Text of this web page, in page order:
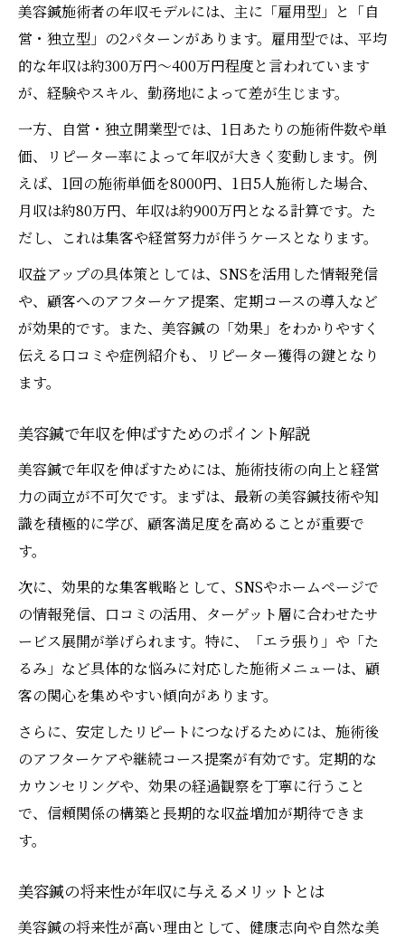
美容鍼施術者の年収モデルには、主に「雇用型」と「自
営・独立型」の2パターンがあります。雇用型では、平均
的な年収は約300万円～400万円程度と言われています
が、経験やスキル、勤務地によって差が生じます。
一方、自営・独立開業型では、1日あたりの施術件数や単
価、リピーター率によって年収が大きく変動します。例
えば、1回の施術単価を8000円、1日5人施術した場合、
月収は約80万円、年収は約900万円となる計算です。た
だし、これは集客や経営努力が伴うケースとなります。
収益アップの具体策としては、SNSを活用した情報発信
や、顧客へのアフターケア提案、定期コースの導入など
が効果的です。また、美容鍼の「効果」をわかりやすく
伝える口コミや症例紹介も、リピーター獲得の鍵となり
ます。
美容鍼で年収を伸ばすためのポイント解説
美容鍼で年収を伸ばすためには、施術技術の向上と経営
力の両立が不可欠です。まずは、最新の美容鍼技術や知
識を積極的に学び、顧客満足度を高めることが重要で
す。
次に、効果的な集客戦略として、SNSやホームページで
の情報発信、口コミの活用、ターゲット層に合わせたサ
ービス展開が挙げられます。特に、「エラ張り」や「た
るみ」など具体的な悩みに対応した施術メニューは、顧
客の関心を集めやすい傾向があります。
さらに、安定したリピートにつなげるためには、施術後
のアフターケアや継続コース提案が有効です。定期的な
カウンセリングや、効果の経過観察を丁寧に行うこと
で、信頼関係の構築と長期的な収益増加が期待できま
す。
美容鍼の将来性が年収に与えるメリットとは
美容鍼の将来性が高い理由として、健康志向や自然な美